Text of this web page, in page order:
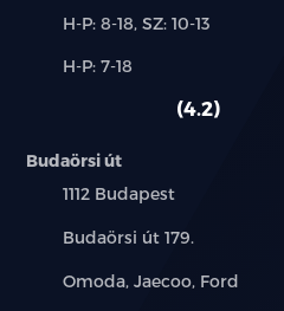
Új-
használt
H-P: 8-18, SZ: 10-13
Alkatrész,
H-P: 7-18
4.2
Budaörsi út
Település:
1112 Budapest
Cím:
Budaörsi út 179.
Márkák:
Omoda, Jaecoo, Ford